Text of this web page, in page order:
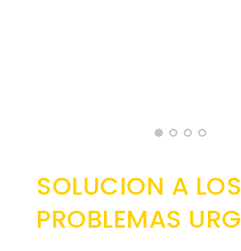
Plan Operativo Anual - POA
PRESUPUESTO: EJECUCIÓN Y REPORTES
Cédulas presupuestarias y
SOLUCION A LOS
PROBLEMAS